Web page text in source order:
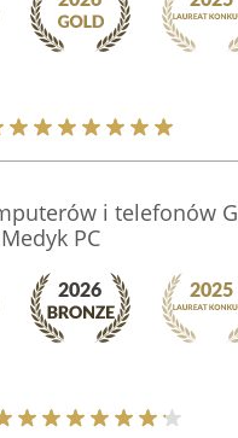
i telefonów
PC